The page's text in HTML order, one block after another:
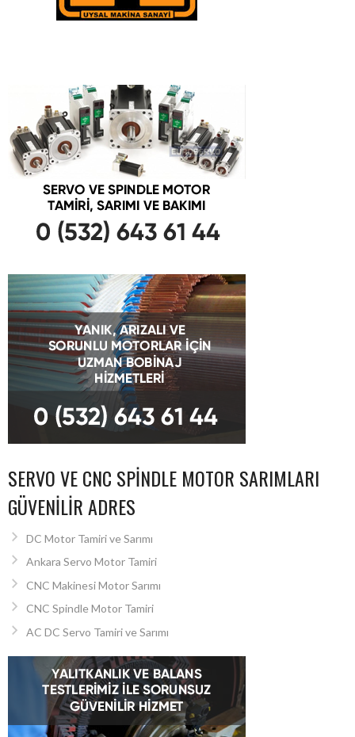
SERVO VE CNC SPINDLE MOTOR SARIMLARI
GÜVENILIR ADRES
DC Motor Tamiri ve Sarımı
Ankara Servo Motor Tamiri
CNC Makinesi Motor Sarımı
CNC Spindle Motor Tamiri
AC DC Servo Tamiri ve Sarımı